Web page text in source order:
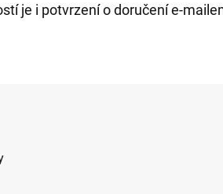
je i potvrzení o doručení e-